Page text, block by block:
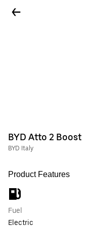
BYD Atto 2 Boost
BYD Italy
Product Features
Fuel
Electric